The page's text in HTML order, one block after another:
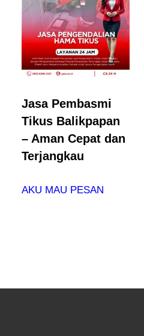
Jasa Pembasmi
Tikus Balikpapan
– Aman Cepat dan
Terjangkau
AKU MAU PESAN